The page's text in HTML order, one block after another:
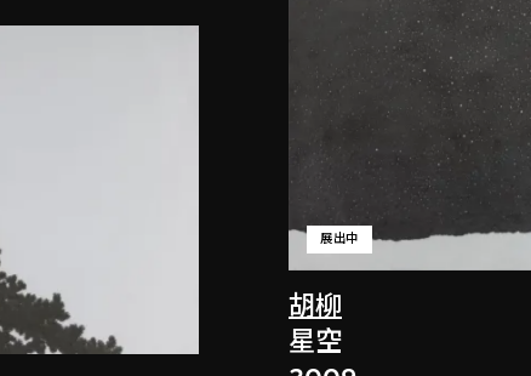
胡柳
展出中
星空